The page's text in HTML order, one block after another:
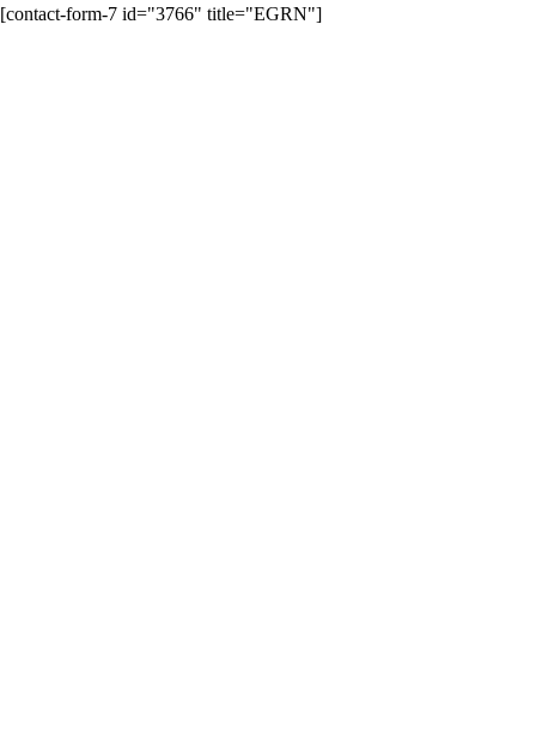
[contact-form-7 id="3766" title="EGRN"]